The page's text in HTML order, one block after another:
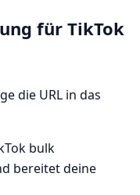
für TikTok
die URL in das
bulk
bereitet deine